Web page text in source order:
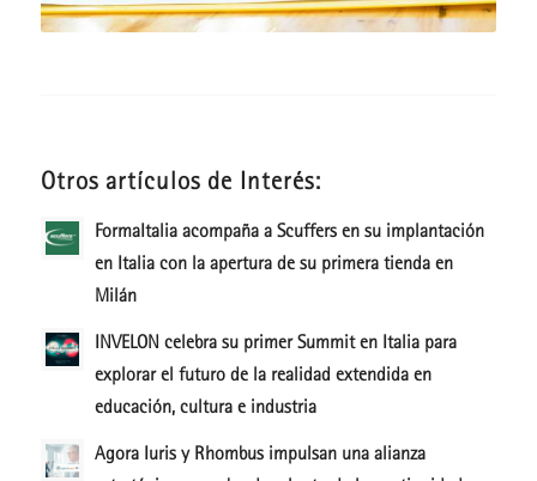
Otros artículos de Interés:
FormaItalia acompaña a Scuffers en su implantación
en Italia con la apertura de su primera tienda en
Milán
INVELON celebra su primer Summit en Italia para
explorar el futuro de la realidad extendida en
educación, cultura e industria
Agora Iuris y Rhombus impulsan una alianza